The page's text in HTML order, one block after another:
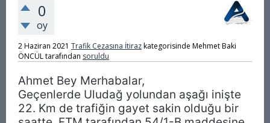
0
oy
2 Haziran 2021 Trafik Cezasına İtirazkategorisinde Mehmet Baki
ÖNCÜLtarafından soruldu
Ahmet Bey Merhabalar,
Geçenlerde Uludağ yolundan aşağı inişte
22. Km de trafiğin gayet sakin olduğu bir